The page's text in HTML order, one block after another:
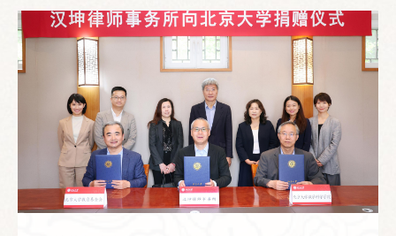
了燕园和化学学院的建设新貌，在学院院史馆、院士墙、校友
之家中感受了学院深厚的历史底蕴与蓬勃的发展活力。下午，
校友们在座谈中进行了深入交流，介绍了各自的发展近况。为
了再现化学之美，唤起同学们对化学的最初印象，学院进行了
科普实验展示，许多“化二代”们也被化学的魅力深深吸引，在一
双双充满好奇的眼睛里，崇尚科学，探索未知的种子或许已经
种下，将在未来绽放新芽。二十载光阴流转，初心依旧如初
见。从燕园的朗朗书声到四方天地的砥砺前行，北大化学人始
终以智慧与热忱书写着人生的华章。今日重聚，是旧梦重温，
更是新程序章。愿北大化学人如元素般独特闪耀，似分子般紧
密联结，带着化院的精神基因，在各自领域“反应”出精彩，让北
大化学的旗帜在一代代化学人手中永续传承！
教育基金会、王选计算机研究所向刘振飞校友颁发感谢状，感
谢刘振飞校友对学校和研究所发展的大力支持。未来，王选计
算机研究所将以“王选精神弘扬计划”为依托，进一步加强王选纪
念陈列室的高质量建设，打造科学家精神传播的新平台；服务
国家战略需求，聚焦传媒科技领域和人工智能应用中的原创性
突破和前沿技术发展；深化产学研合作，推动科技成果转化；
培养具有国际竞争力的创新人才，取得更多创新成果，为学校
“双一流”建设和实现我国高科技自立自强做出新的更大贡献。
回顾了在北医的求学时光。他表示，母校是温暖的家园，是他
强大的后盾。通过回忆自己的创业历程，他提出“求学阶段见自
己，打工阶段见天地，创业阶段见众生”的成长哲学，建议医学
生要培养临床思维、拓展产业视野。他特别强调体育精神对医
学生综合素质培养的重要意义，表示将持续关注和支持母校体
育健康事业发展。肖渊代表医学部感谢付钢校友对母校人才培
养、科技创新、成果转化等方面的支持和贡献。他指出，近年
来，北大医学在高质量发展的征程上大步向前，硕果累累，这
些都与校友们的支持密不可分。此次捐赠不仅为北大医学部的
校园足球运动注入了新动力，更激励着北医莘莘学子践行医学
生誓言，“用自身的健康守护民众的健康”，全面成长成才。学生
足球协会代表侯振宸代表全体足协同学向付钢校友及母校师长
的支持与关怀致以感谢。他表示，全体足协成员将把在足球运